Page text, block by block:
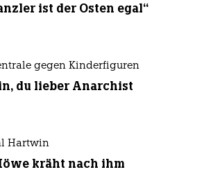
ist der Osten egal“
gegen Kinderfiguren
du lieber Anarchist
Hartwin
kräht nach ihm